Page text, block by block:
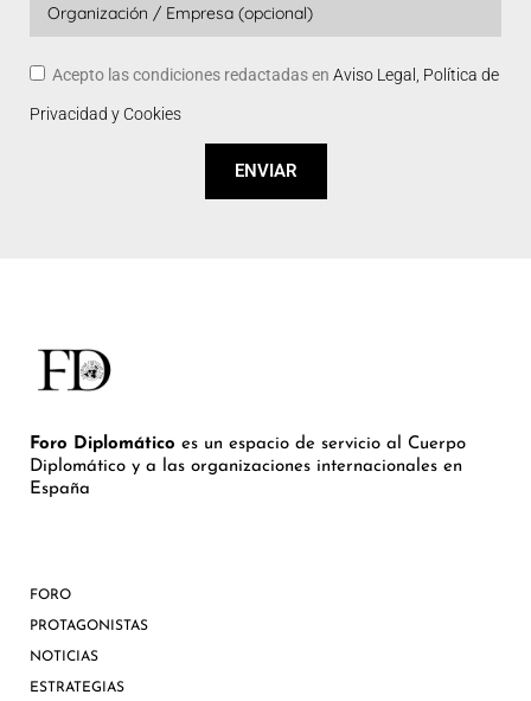
Acepto las condiciones redactadas en Aviso Legal, Política de
Privacidad y Cookies
ENVIAR
Foro Diplomático es un espacio de servicio al Cuerpo
Diplomático y a las organizaciones internacionales en
España
FORO
PROTAGONISTAS
NOTICIAS
ESTRATEGIAS